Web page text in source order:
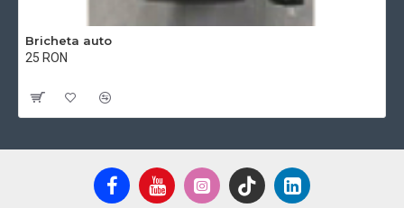
Bricheta auto
25 RON